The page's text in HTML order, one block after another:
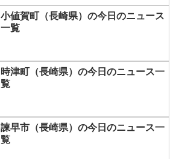
小値賀町（長崎県）の今日のニュース
一覧
時津町（長崎県）の今日のニュース一
覧
諫早市（長崎県）の今日のニュース一
覧